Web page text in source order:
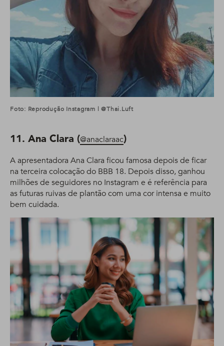
Foto: Reprodução Instagram | @thai.luft
11. Ana Clara (@anaclaraac)
A apresentadora Ana Clara ficou famosa depois de ficar
na terceira colocação do BBB 18. Depois disso, ganhou
milhões de seguidores no Instagram e é referência para
as futuras ruivas de plantão com uma cor intensa e muito
bem cuidada.